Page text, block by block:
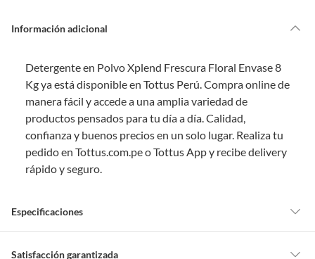
Información adicional
Detergente en Polvo Xplend Frescura Floral Envase 8
Kg ya está disponible en Tottus Perú. Compra online de
manera fácil y accede a una amplia variedad de
productos pensados para tu día a día. Calidad,
confianza y buenos precios en un solo lugar. Realiza tu
pedido en Tottus.com.pe o Tottus App y recibe delivery
rápido y seguro.
Especificaciones
Satisfacción garantizada